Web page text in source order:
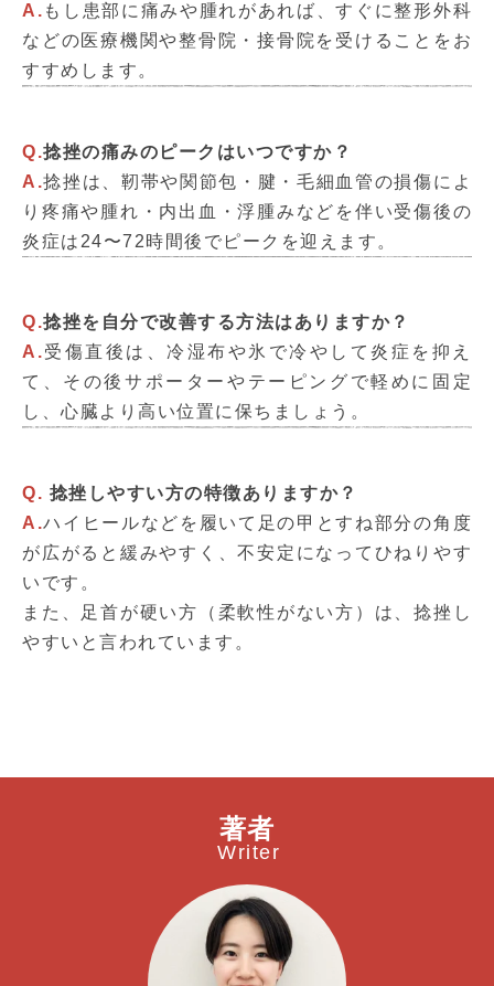
A. もし患部に痛みや腫れがあれば、すぐに整形外科
などの医療機関や整骨院・接骨院を受けることをお
すすめします。
Q.捻挫の痛みのピークはいつですか？
A.捻挫は、靭帯や関節包・腱・毛細血管の損傷によ
り疼痛や腫れ・内出血・浮腫みなどを伴い受傷後の
炎症は24〜72時間後でピークを迎えます。
Q.捻挫を自分で改善する方法はありますか？
A.受傷直後は、冷湿布や氷で冷やして炎症を抑え
て、その後サポーターやテーピングで軽めに固定
し、心臓より高い位置に保ちましょう。
Q. 捻挫しやすい方の特徴ありますか？
A.ハイヒールなどを履いて足の甲とすね部分の角度
が広がると緩みやすく、不安定になってひねりやす
いです。
また、足首が硬い方（柔軟性がない方）は、捻挫し
やすいと言われています。
著者
Writer